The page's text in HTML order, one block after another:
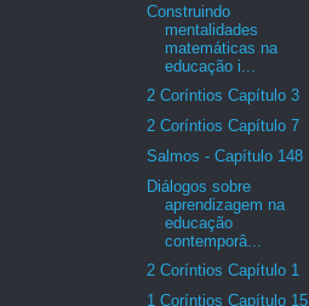
Construindo
mentalidades
matemáticas na
educação i...
2 Coríntios Capítulo 3
2 Coríntios Capítulo 7
Salmos - Capítulo 148
Diálogos sobre
aprendizagem na
educação
contemporâ...
2 Coríntios Capítulo 1
1 Coríntios Capítulo 15